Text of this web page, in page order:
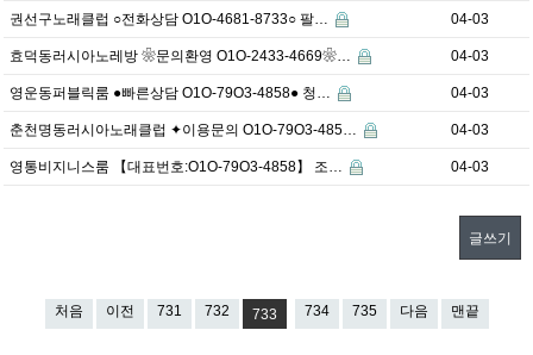
권선구노래클럽 ○전화상담 O1O-4681-8733○ 팔… 04-03
효덕동러시아노레방 ❀문의환영 O1O-2433-4669❀… 04-03
영운동퍼블릭룸 ●빠른상담 O1O-79O3-4858● 청… 04-03
춘천명동러시아노래클럽 ✦이용문의 O1O-79O3-485… 04-03
영통비지니스룸 【대표번호:O1O-79O3-4858】 조… 04-03
글쓰기
처음 이전 731 732 733 734 735 다음 맨끝